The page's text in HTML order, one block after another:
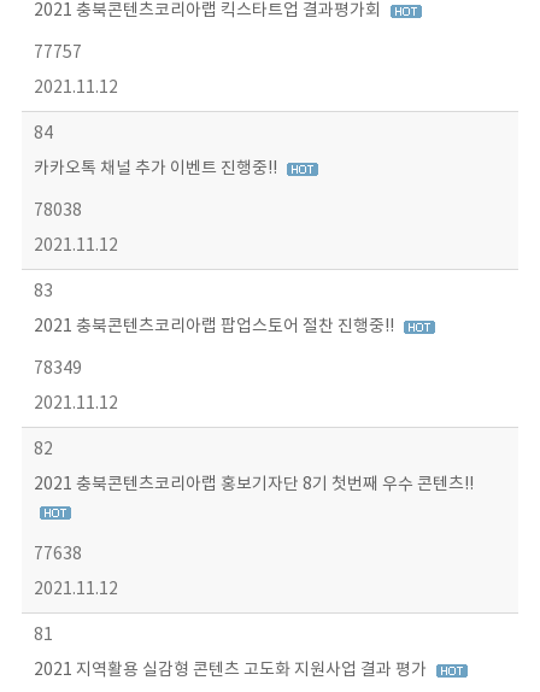
2021 충북콘텐츠코리아랩 킥스타트업 결과평가회
77757
2021.11.12
84
카카오톡 채널 추가 이벤트 진행중!!
78038
2021.11.12
83
2021 충북콘텐츠코리아랩 팝업스토어 절찬 진행중!!
78349
2021.11.12
82
2021 충북콘텐츠코리아랩 홍보기자단 8기 첫번째 우수 콘텐츠!!
77638
2021.11.12
81
2021 지역활용 실감형 콘텐츠 고도화 지원사업 결과 평가